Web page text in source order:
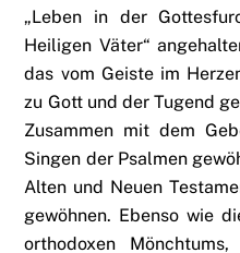
„Leben in der
Heiligen Väter“
das vom Geiste im
zu Gott und der Tugend
Zusammen mit dem
Singen der Psalmen
Alten und Neuen
gewöhnen. Ebenso wie
orthodoxen